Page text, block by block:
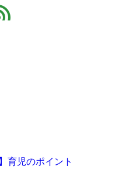
育児のポイント